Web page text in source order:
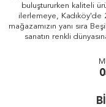
buluştururken kaliteli
ilerlemeye, Kadıköy'de
mağazamızın yanı sıra
sanatın renkli